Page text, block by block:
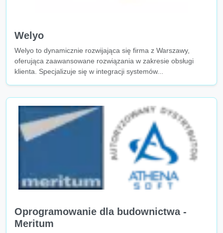
Welyo
Welyo to dynamicznie rozwijająca się firma z Warszawy,
oferująca zaawansowane rozwiązania w zakresie obsługi
klienta. Specjalizuje się w integracji systemów...
Oprogramowanie dla budownictwa -
Meritum